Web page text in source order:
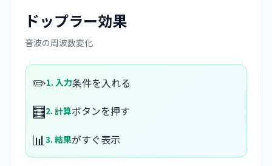
ドップラー効果
音波の周波数変化
✏️1. 入力条件を入れる
🧮2. 計算ボタンを押す
📊3. 結果がすぐ表示